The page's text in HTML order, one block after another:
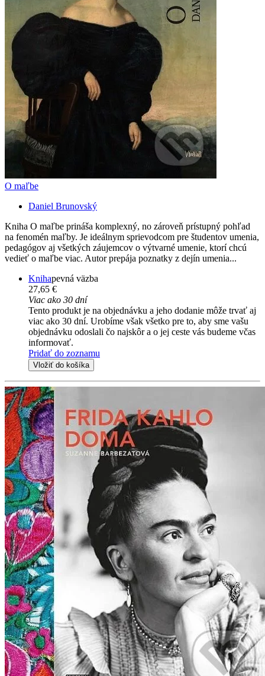
O maľbe
Daniel Brunovský
Kniha O maľbe prináša komplexný, no zároveň prístupný pohľad
na fenomén maľby. Je ideálnym sprievodcom pre študentov umenia,
pedagógov aj všetkých záujemcov o výtvarné umenie, ktorí chcú
vedieť o maľbe viac. Autor prepája poznatky z dejín umenia...
Knihapevná väzba
27,65 €
Viac ako 30 dní
Tento produkt je na objednávku a jeho dodanie môže trvať aj
viac ako 30 dní. Urobíme však všetko pre to, aby sme vašu
objednávku odoslali čo najskôr a o jej ceste vás budeme včas
informovať.
Pridať do zoznamu
Vložiť do košíka